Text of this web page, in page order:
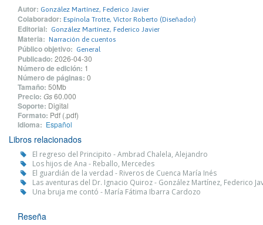
Autor: González Martínez, Federico Javier
Colaborador: Espínola Trotte, Víctor Roberto (Diseñador)
Editorial: González Martínez, Federico Javier
Materia: Narración de cuentos
Público objetivo: General
Publicado: 2026-04-30
Número de edición: 1
Número de páginas: 0
Tamaño: 50Mb
Precio: Gs60.000
Soporte: Digital
Formato: Pdf (.pdf)
Idioma: Español
Libros relacionados
El regreso del Principito - Ambrad Chalela, Alejandro
Los hijos de Ana - Reballo, Mercedes
El guardián de la verdad - Riveros de Cuenca María Inés
Las aventuras del Dr. Ignacio Quiroz - González Martínez, Federico
Una bruja me contó - María Fátima Ibarra Cardozo
Reseña